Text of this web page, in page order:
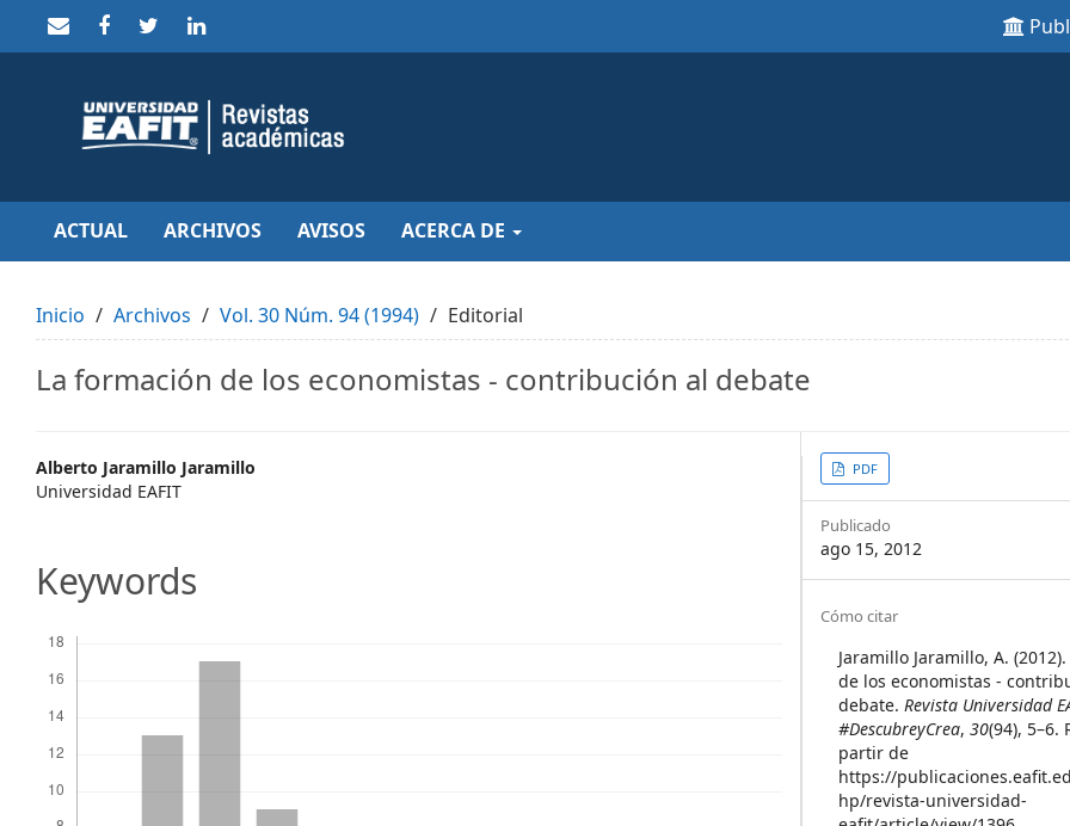
to
Main
Navigation
Content
Sidebar
ACTUAL ARCHIVOS AVISOS ACERCA DE
Inicio Archivos Vol. 30 Núm. 94 (1994) Editorial
La formación de los economistas - contribución al debate
Main
Article
Alberto Jaramillo Jaramillo
Universidad EAFIT
Keywords
Article
Sidebar
PDF
Publicado
ago 15, 2012
Article
Details
Cómo citar
Jaramillo Jaramillo, A.
de los economistas -
debate.Revista Universidad
#DescubreyCrea,30(94), 5–6.
partir de
https://
hp/revista-universidad-